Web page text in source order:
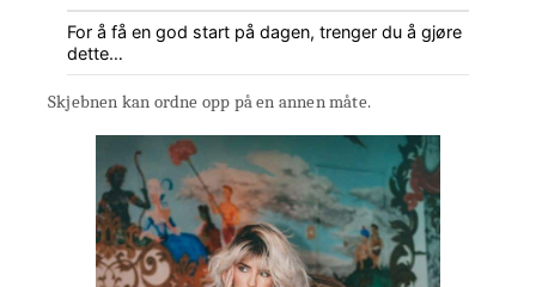
For å få en god start på dagen, trenger du å gjøre
dette…
Skjebnen kan ordne opp på en annen måte.